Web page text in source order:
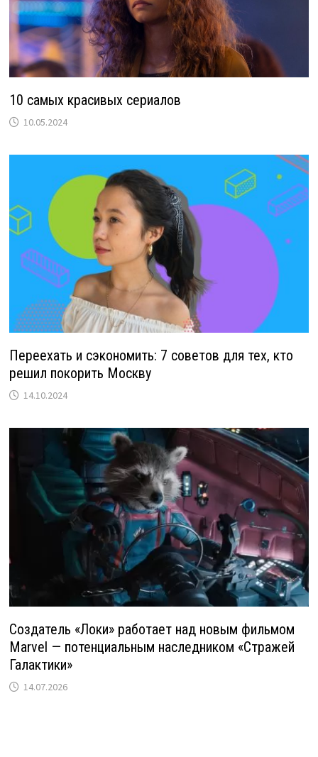
10 самых красивых сериалов
10.05.2024
Переехать и сэкономить: 7 советов для тех, кто
решил покорить Москву
14.10.2024
Создатель «Локи» работает над новым фильмом
Marvel — потенциальным наследником «Стражей
Галактики»
14.07.2026